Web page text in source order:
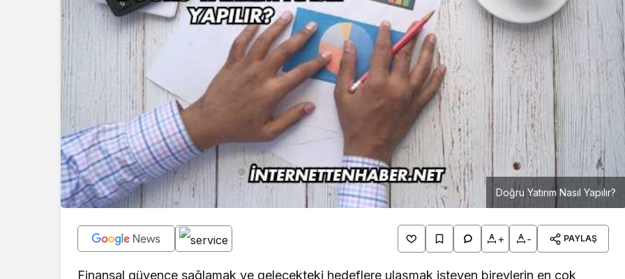
Doğru Yatırım Nasıl Yapılır?
+ - PAYLAŞ
Finansal güvence sağlamak ve gelecekteki hedeflere ulaşmak isteyen bireylerin en çok